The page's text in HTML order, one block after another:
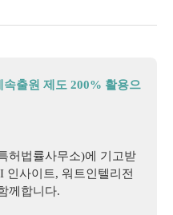
출원 제도 200% 활용으
허법률사무소)에 기고받
인사이트, 워트인텔리전
께합니다.